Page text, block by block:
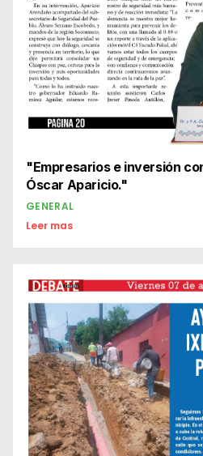
"Empresarios e inversión
GENERAL
Leer mas